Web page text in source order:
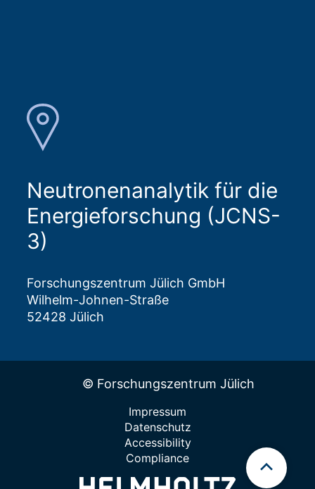
Neutronenanalytik für die
Energieforschung (JCNS-
3)
Forschungszentrum Jülich GmbH
Wilhelm-Johnen-Straße
52428 Jülich
© Forschungszentrum Jülich
Impressum
Datenschutz
Accessibility
Compliance